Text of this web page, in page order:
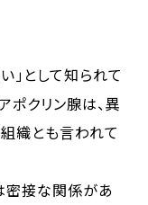
」として知られて
ポクリン腺は、異
織とも言われて
密接な関係があ